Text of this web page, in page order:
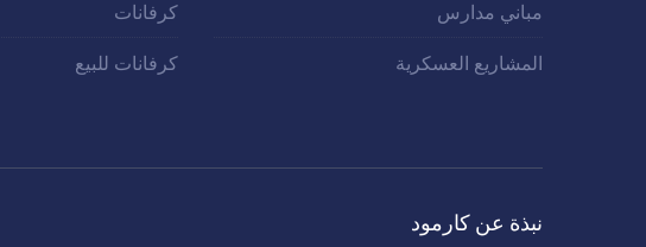
مباني مدارس
المشاريع العسكرية
كرفانات
كرفانات للبيع
نبذة عن كارمود